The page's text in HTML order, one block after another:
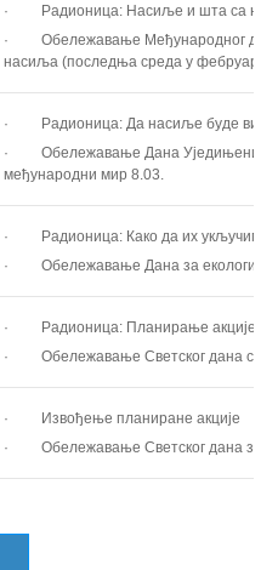
· Радионица: Насиље и шта са
· Обележавање Међународног дана
насиља (последња среда у фебруару)
· Радионица: Да насиље буде
· Обележавање Дана Уједињених
међународни мир 8.03.
· Радионица: Како да их укључимо
· Обележавање Дана за екологију
· Радионица: Планирање акције
· Обележавање Светског дана
· Извођење планиране акције
· Обележавање Светског дана